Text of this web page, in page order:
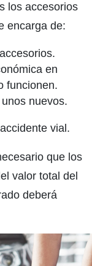
los accesorios
encarga de:
en
funcionen.
nuevos.
vial.
que los
valor total del
deberá